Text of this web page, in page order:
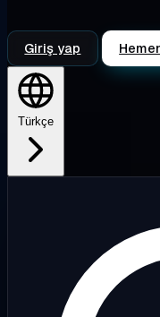
Giriş yap
Türkçe